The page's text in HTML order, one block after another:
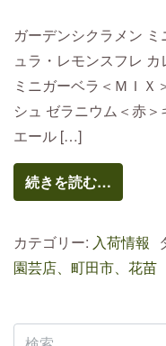
ガーデンシクラメン
ュラ・レモンスフレ
ミニガーベラ＜ＭＩＸ
シュ ゼラニウム＜赤
エール […]
続きを読む…
カテゴリー: 入荷情報
園芸店、町田市、花苗
検索: